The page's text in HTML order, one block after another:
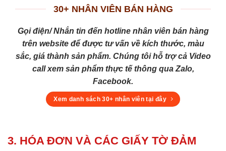
30+ NHÂN VIÊN BÁN HÀNG
Gọi điện/ Nhắn tin đến hotline nhân viên bán hàng
trên website để được tư vấn về kích thước, màu
sắc, giá thành sản phẩm. Chúng tôi hỗ trợ cả Video
call xem sản phẩm thực tế thông qua Zalo,
Facebook.
Xem danh sách 30+ nhân viên tại đây
3. HÓA ĐƠN VÀ CÁC GIẤY TỜ ĐẢM